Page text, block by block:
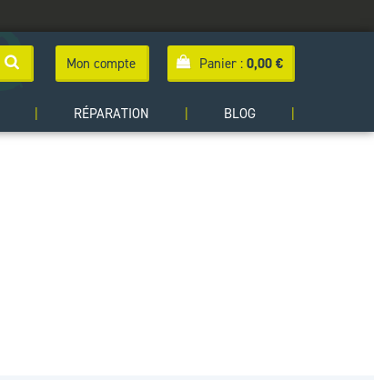
Panier : 0,00 €
Mon compte
RÉPARATION BLOG